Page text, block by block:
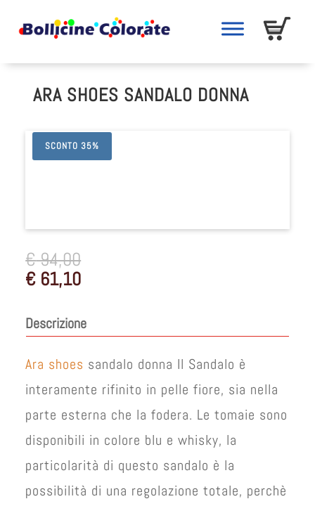
ARA SHOES SANDALO DONNA
SCONTO 35%
€94,00
€ 61,10
Descrizione
Ara shoes sandalo donna Il Sandalo è
interamente rifinito in pelle fiore, sia nella
parte esterna che la fodera. Le tomaie sono
disponibili in colore blu e whisky, la
particolarità di questo sandalo è la
possibilità di una regolazione totale, perchè